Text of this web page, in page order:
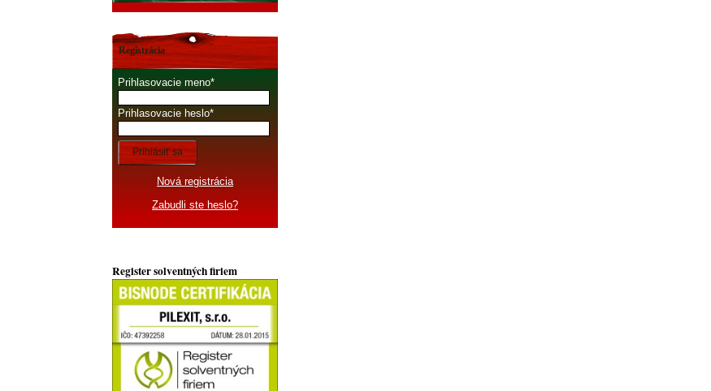
Registrácia
Prihlasovacie meno
Prihlasovacie heslo
Prihlásiť sa
Nová registrácia
Zabudli ste heslo?
Register solventných firiem